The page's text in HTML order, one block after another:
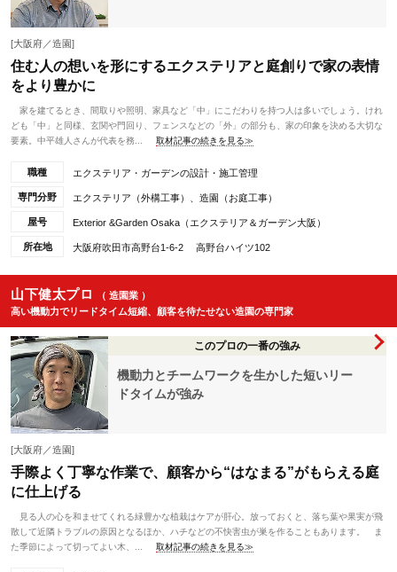
[大阪府／造園]
住む人の想いを形にするエクステリアと庭創りで家の表情
をより豊かに
家を建てるとき、間取りや照明、家具など「中」にこだわりを持つ人は多いでしょう。けれ
ども「中」と同様、玄関や門回り、フェンスなどの「外」の部分も、家の印象を決める大切な
要素。中平雄人さんが代表を務...
取材記事の続きを見る≫
職種 エクステリア・ガーデンの設計・施工管理
専門分野 エクステリア（外構工事）、造園（お庭工事）
屋号 Exterior &Garden Osaka（エクステリア＆ガーデン大阪）
所在地 大阪府吹田市高野台1-6-2 高野台ハイツ102
山下健太プロ
（ 造園業 ）
高い機動力でリードタイム短縮、顧客を待たせない造園の専門家
このプロの一番の強み
機動力とチームワークを生かした短いリー
ドタイムが強み
[大阪府／造園]
手際よく丁寧な作業で、顧客から“はなまる”がもらえる庭
に仕上げる
見る人の心を和ませてくれる緑豊かな植栽はケアが肝心。放っておくと、落ち葉や果実が飛
散して近隣トラブルの原因となるほか、ハチなどの不快害虫が巣を作ることもあります。 ま
た季節によって切ってよい木、...
取材記事の続きを見る≫